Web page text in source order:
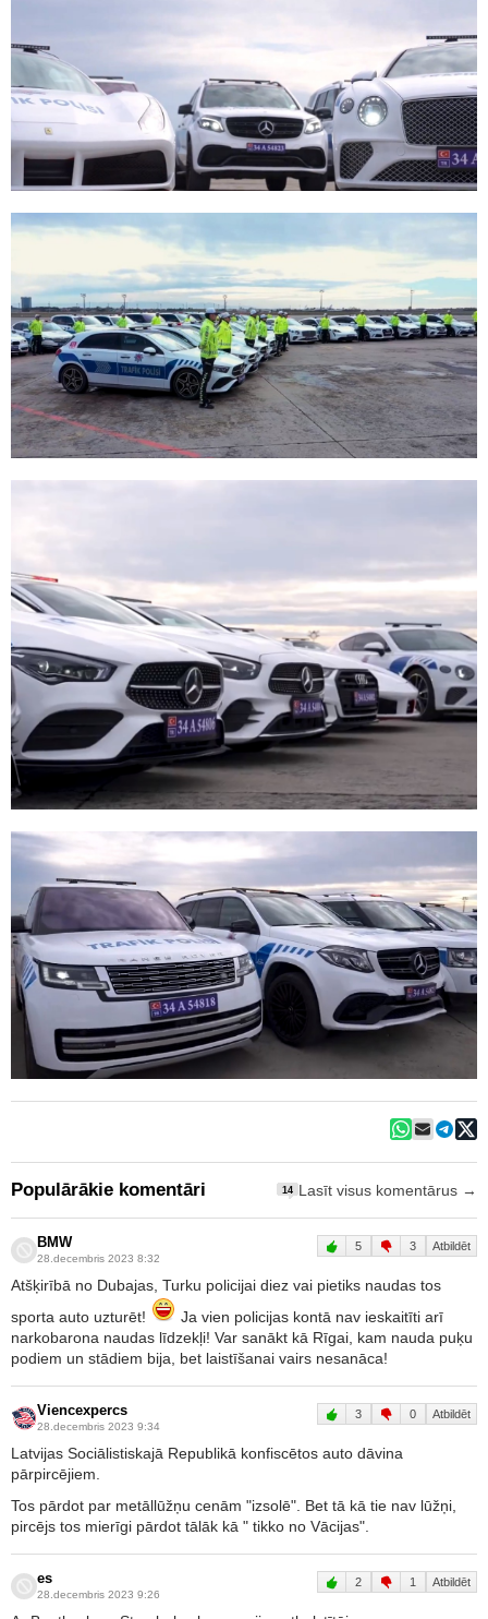
Populārākie komentāri 14 Lasīt visus komentārus →
BMW
28.decembris 2023 8:32
5 3 Atbildēt
Atšķirībā no Dubajas, Turku policijai diez vai pietiks naudas tos
sporta auto uzturēt!
Ja vien policijas kontā nav ieskaitīti arī
narkobarona naudas līdzekļi! Var sanākt kā Rīgai, kam nauda puķu
podiem un stādiem bija, bet laistīšanai vairs nesanāca!
Viencexpercs
28.decembris 2023 9:34
3 0 Atbildēt
Latvijas Sociālistiskajā Republikā konfiscētos auto dāvina
pārpircējiem.
Tos pārdot par metāllūžņu cenām "izsolē". Bet tā kā tie nav lūžņi,
pircējs tos mierīgi pārdot tālāk kā " tikko no Vācijas".
es
28.decembris 2023 9:26
2 1 Atbildēt